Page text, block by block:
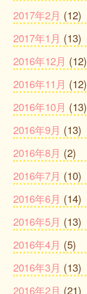
2017年2月 (12)
2017年1月 (13)
2016年12月 (12)
2016年11月 (12)
2016年10月 (13)
2016年9月 (13)
2016年8月 (2)
2016年7月 (10)
2016年6月 (14)
2016年5月 (13)
2016年4月 (5)
2016年3月 (13)
2016年2月 (21)